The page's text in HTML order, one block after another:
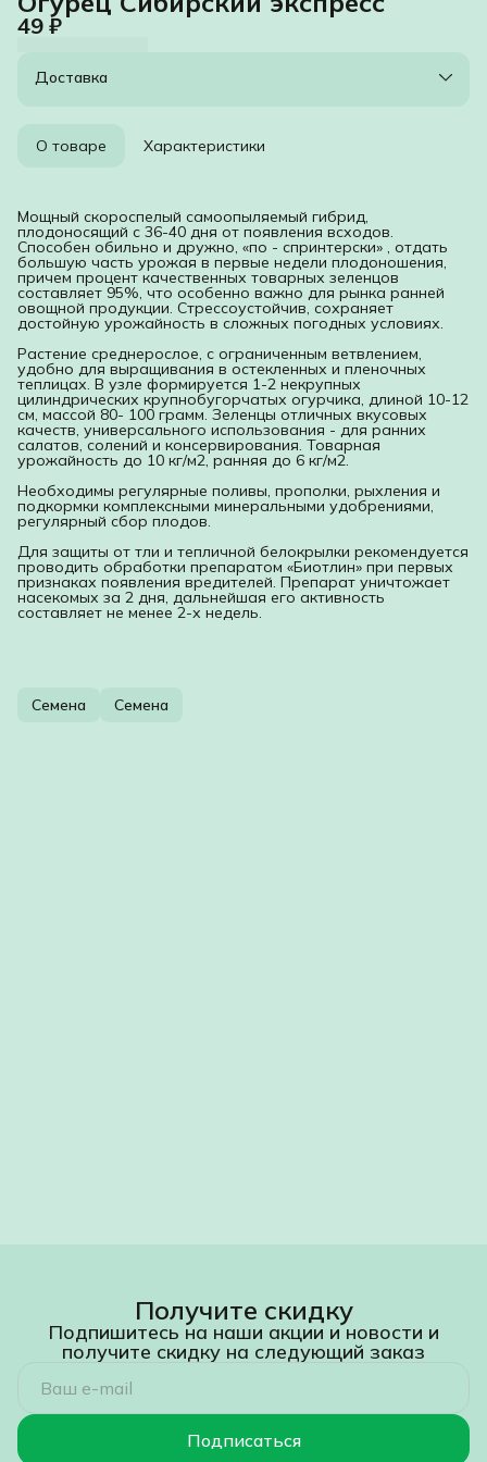
49 ₽
Доставка
О товаре Характеристики
Мощный скороспелый самоопыляемый гибрид,
плодоносящий с 36-40 дня от появления всходов.
Способен обильно и дружно, «по - спринтерски» , отдать
большую часть урожая в первые недели плодоношения,
причем процент качественных товарных зеленцов
составляет 95%, что особенно важно для рынка ранней
овощной продукции. Стрессоустойчив, сохраняет
достойную урожайность в сложных погодных условиях.
Растение среднерослое, с ограниченным ветвлением,
удобно для выращивания в остекленных и пленочных
теплицах. В узле формируется 1-2 некрупных
цилиндрических крупнобугорчатых огурчика, длиной 10-12
см, массой 80- 100 грамм. Зеленцы отличных вкусовых
качеств, универсального использования - для ранних
салатов, солений и консервирования. Товарная
урожайность до 10 кг/м2, ранняя до 6 кг/м2.
Необходимы регулярные поливы, прополки, рыхления и
подкормки комплексными минеральными удобрениями,
регулярный сбор плодов.
Для защиты от тли и тепличной белокрылки рекомендуется
проводить обработки препаратом «Биотлин» при первых
признаках появления вредителей. Препарат уничтожает
насекомых за 2 дня, дальнейшая его активность
составляет не менее 2-х недель.
Семена Семена
Получите скидку
Подпишитесь на наши акции и новости и
получите скидку на следующий заказ
Подписаться